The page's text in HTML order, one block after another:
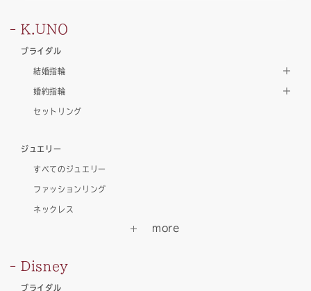
K.UNO
ブライダル
結婚指輪
婚約指輪
セットリング
ジュエリー
すべてのジュエリー
ファッションリング
ネックレス
Disney
ブライダル